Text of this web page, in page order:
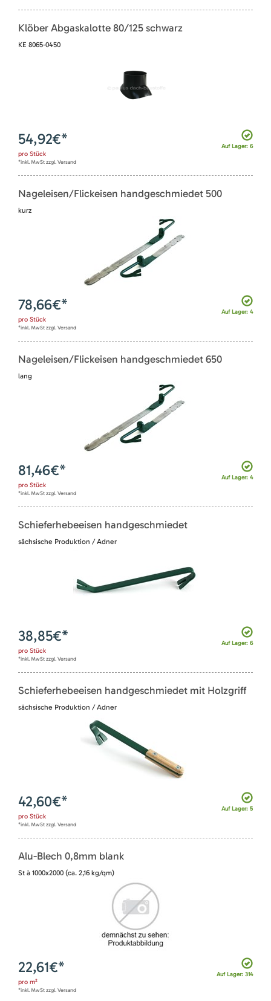
Klöber Abgaskalotte 80/125 schwarz
KE 8065-0450
Auf Lager: 6
54,92€*
pro Stück
*inkl. MwSt zzgl. Versand
Nageleisen/Flickeisen handgeschmiedet 500
kurz
Auf Lager: 4
78,66€*
pro Stück
*inkl. MwSt zzgl. Versand
Nageleisen/Flickeisen handgeschmiedet 650
lang
Auf Lager: 4
81,46€*
pro Stück
*inkl. MwSt zzgl. Versand
Schieferhebeeisen handgeschmiedet
sächsische Produktion / Adner
Auf Lager: 6
38,85€*
pro Stück
*inkl. MwSt zzgl. Versand
Schieferhebeeisen handgeschmiedet mit Holzgriff
sächsische Produktion / Adner
Auf Lager: 5
42,60€*
pro Stück
*inkl. MwSt zzgl. Versand
Alu-Blech 0,8mm blank
St à 1000x2000 (ca. 2,16 kg/qm)
Auf Lager: 314
22,61€*
pro m²
*inkl. MwSt zzgl. Versand